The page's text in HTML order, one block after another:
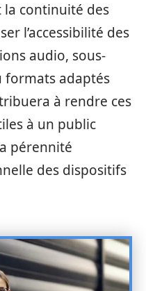
continuité des
l’accessibilité des
audio, sous-
formats adaptés
à rendre ces
à un public
pérennité
des dispositifs